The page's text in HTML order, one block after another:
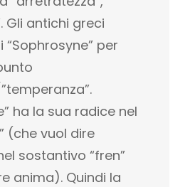
Gli antichi greci
per
ha la sua radice nel
(che vuol dire
sostantivo “fren”
anima). Quindi la